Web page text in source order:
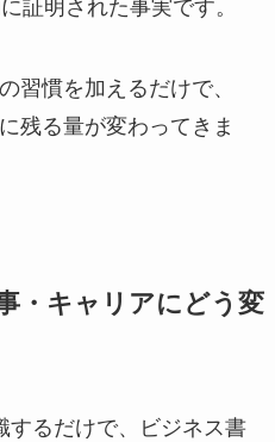
証明された事実です。
習慣を加えるだけで、
残る量が変わってきま
・キャリアにどう変
するだけで、ビジネス書